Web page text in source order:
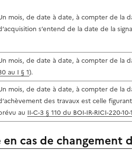
mois, de date à date, à compter de la
s’entend de la date de la
mois, de date à date, à compter de la
au I § 1).
mois, de date à date, à compter de la
des travaux est celle
au II-C-3 § 110 du BOI-IR-RICI-220-10-
en cas de changement